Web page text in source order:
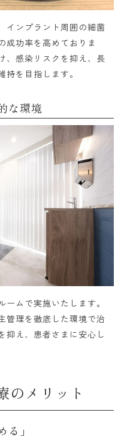
インプラント周囲の細菌
成功率を高めておりま
、感染リスクを抑え、長
を目指します。
な環境
ムで実施いたします。
管理を徹底した環境で治
抑え、患者さまに安心し
のメリット
」